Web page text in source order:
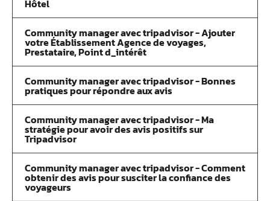
Hôtel
Community manager avec tripadvisor - Ajouter
votre Établissement Agence de voyages,
Prestataire, Point d_intérêt
Community manager avec tripadvisor - Bonnes
pratiques pour répondre aux avis
Community manager avec tripadvisor - Ma
stratégie pour avoir des avis positifs sur
Tripadvisor
Community manager avec tripadvisor - Comment
obtenir des avis pour susciter la confiance des
voyageurs